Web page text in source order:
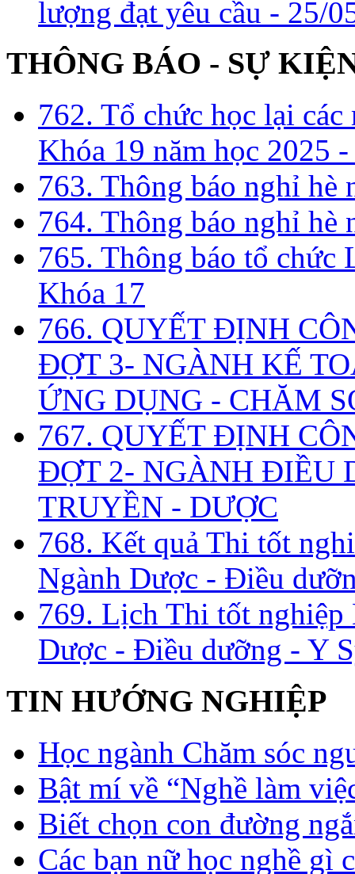
lượng đạt yêu cầu - 25/
THÔNG BÁO - SỰ
762. Tổ chức học lại
Khóa 19 năm học 2025
763. Thông báo nghỉ hè
764. Thông báo nghỉ hè
765. Thông báo tổ chức
Khóa 17
766. QUYẾT ĐỊNH
ĐỢT 3- NGÀNH KẾ
ỨNG DỤNG - CHĂM
767. QUYẾT ĐỊNH
ĐỢT 2- NGÀNH ĐIỀU
TRUYỀN - DƯỢC
768. Kết quả Thi tốt
Ngành Dược - Điều
769. Lịch Thi tốt
Dược - Điều dưỡng - Y
TIN HƯỚNG NGHIỆP
Học ngành Chăm sóc
Bật mí về “Nghề làm
Biết chọn con đường
Các bạn nữ học nghề gì